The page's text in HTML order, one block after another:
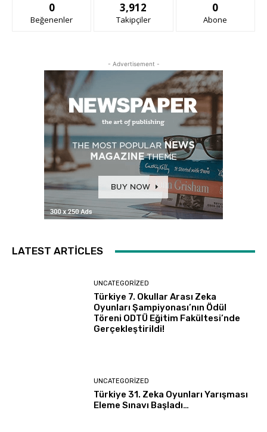
0
Beğenenler
3,912
Takipçiler
0
Abone
- Advertisement -
LATEST ARTICLES
UNCATEGORIZED
Türkiye 7. Okullar Arası Zeka
Oyunları Şampiyonası’nın Ödül
Töreni ODTÜ Eğitim Fakültesi’nde
Gerçekleştirildi!
UNCATEGORIZED
Türkiye 31. Zeka Oyunları Yarışması
Eleme Sınavı Başladı…